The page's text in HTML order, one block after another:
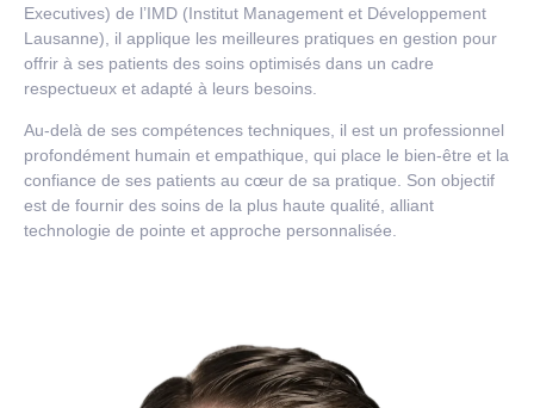
Executives) de l’IMD (Institut Management et Développement
Lausanne), il applique les meilleures pratiques en gestion pour
offrir à ses patients des soins optimisés dans un cadre
respectueux et adapté à leurs besoins.
Au-delà de ses compétences techniques, il est un professionnel
profondément humain et empathique, qui place le bien-être et la
confiance de ses patients au cœur de sa pratique. Son objectif
est de fournir des soins de la plus haute qualité, alliant
technologie de pointe et approche personnalisée.